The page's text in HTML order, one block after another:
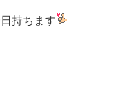
持ちます